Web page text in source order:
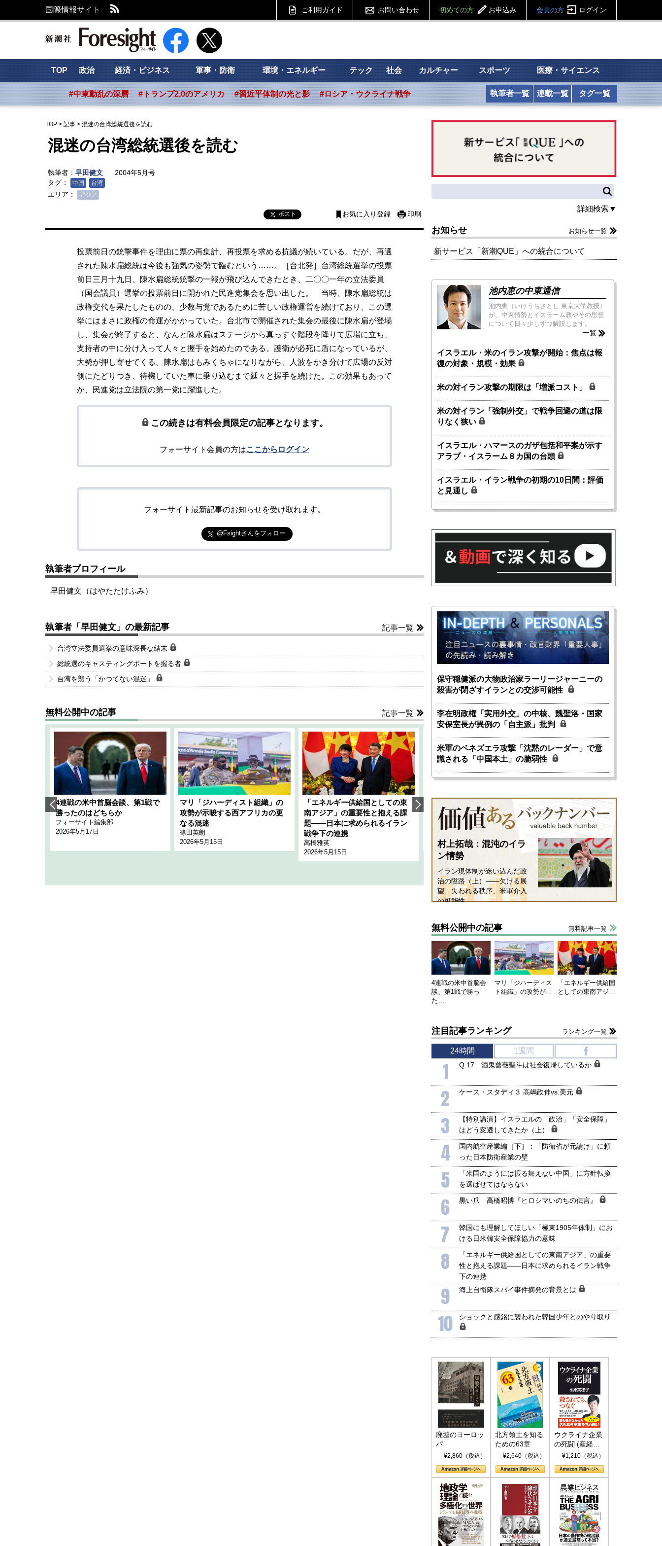
国際情報サイト ご利用ガイド お問い合わせ 初めての方 お申込み 会員の方 ログイン
新潮社 Foresight フォーサイト
TOP 政治 経済・ビジネス 軍事・防衛 環境・エネルギー テック 社会 カルチャー スポーツ 医療・サイエンス
#中東動乱の深層 #トランプ2.0のアメリカ #習近平体制の光と影 #ロシア・ウクライナ戦争 執筆者一覧 連載一覧 タグ一覧
TOP > 記事 > 混迷の台湾総統選後を読む
混迷の台湾総統選後を読む
執筆者： 早田健文
2004年5月号
タグ：
中国 台湾
エリア： アジア
ポスト お気に入り登録 印刷
投票前日の銃撃事件を理由に票の再集計、再投票を求める抗議が続いている。だが、再選
された陳水扁総統は今後も強気の姿勢で臨むという……。［台北発］台湾総統選挙の投票
前日三月十九日、陳水扁総統銃撃の一報が飛び込んできたとき、二〇〇一年の立法委員
（国会議員）選挙の投票前日に開かれた民進党集会を思い出した。 当時、陳水扁総統は
政権交代を果たしたものの、少数与党であるために苦しい政権運営を続けており、この選
挙にはまさに政権の命運がかかっていた。台北市で開催された集会の最後に陳水扁が登場
し、集会が終了すると、なんと陳水扁はステージから真っすぐ階段を降りて広場に立ち、
支持者の中に分け入って人々と握手を始めたのである。護衛が必死に盾になっているが、
大勢が押し寄せてくる。陳水扁はもみくちゃになりながら、人波をかき分けて広場の反対
側にたどりつき、待機していた車に乗り込むまで延々と握手を続けた。この効果もあって
か、民進党は立法院の第一党に躍進した。
この続きは有料会員限定の記事となります。
フォーサイト会員の方はここからログイン
フォーサイト最新記事のお知らせを受け取れます。
@Fsightさんをフォロー
執筆者プロフィール
早田健文（はやたたけふみ）
執筆者「早田健文」の最新記事 記事一覧
台湾立法委員選挙の意味深長な結末
総統選のキャスティングボートを握る者
台湾を襲う「かつてない混迷」
無料公開中の記事 記事一覧
4連戦の米中首脳会談、第1戦で
勝ったのはどちらか
フォーサイト編集部
2026年5月17日
マリ「ジハーディスト組織」の
攻勢が示唆する西アフリカの更
なる混迷
篠田英朗
2026年5月15日
「エネルギー供給国としての東
南アジア」の重要性と抱える課
題――日本に求められるイラン
戦争下の連携
高橋雅英
2026年5月15日
1905年体制」における日米韓安
全保障協力の意味
千々和泰明
2026年5月15日
ホルムズ海峡危機で加速したエ
ネルギー転換が「中国依存」に
行き着くリスク
小山堅
2026年5月14日
詳細検索▼
お知らせ お知らせ一覧
新サービス「新潮QUE」への統合について
池内恵の中東通信
池内恵（いけうちさとし 東京大学教授）
が、中東情勢とイスラーム教やその思想
について日々少しずつ解説します。
一覧
イスラエル・米のイラン攻撃が開始：焦点は報
復の対象・規模・効果
米の対イラン攻撃の期限は「増派コスト」
米の対イラン「強制外交」で戦争回避の道は限
りなく狭い
イスラエル・ハマースのガザ包括和平案が示す
アラブ・イスラーム８カ国の台頭
イスラエル・イラン戦争の初期の10日間：評価
と見通し
保守穏健派の大物政治家ラーリージャーニーの
殺害が閉ざすイランとの交渉可能性
李在明政権「実用外交」の中核、魏聖洛・国家
安保室長が異例の「自主派」批判
米軍のベネズエラ攻撃「沈黙のレーダー」で意
識される「中国本土」の脆弱性
村上拓哉：混沌のイラ
ン情勢
イラン現体制が迷い込んだ政
治の隘路（上）――欠ける展
望、失われる秩序、米軍介入
の可能性
無料公開中の記事 無料記事一覧
4連戦の米中首脳会
談、第1戦で勝っ
た…
マリ「ジハーディス
ト組織」の攻勢が…
「エネルギー供給国
としての東南アジ…
注目記事ランキング ランキング一覧
24時間 1週間
1 Q.17 酒鬼薔薇聖斗は社会復帰しているか
2 ケース・スタディ３ 高嶋政伸vs.美元
3
【特別講演】イスラエルの「政治」「安全保障」
はどう変遷してきたか（上）
4
国内航空産業編［下］：「防衛省が元請け」に頼
った日本防衛産業の壁
5
「米国のようには振る舞えない中国」に方針転換
を選ばせてはならない
6 黒い爪 高橋昭博『ヒロシマいのちの伝言』
7
韓国にも理解してほしい「極東1905年体制」にお
ける日米韓安全保障協力の意味
8
「エネルギー供給国としての東南アジア」の重要
性と抱える課題――日本に求められるイラン戦争
下の連携
9 海上自衛隊スパイ事件摘発の背景とは
10 ショックと感銘に襲われた韓国少年とのやり取り
廃墟のヨーロッ
パ
¥2,860（税込）
北方領土を知る
ための63章
¥2,640（税込）
ウクライナ企業
の死闘 (産経セ
レクト S 039)
¥1,210（税込）